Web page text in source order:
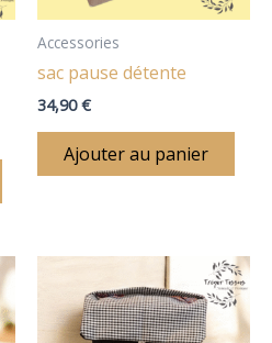
peuvent
choisies
produit
Accessories
sac pause détente
34,90€
Ajouter au panier